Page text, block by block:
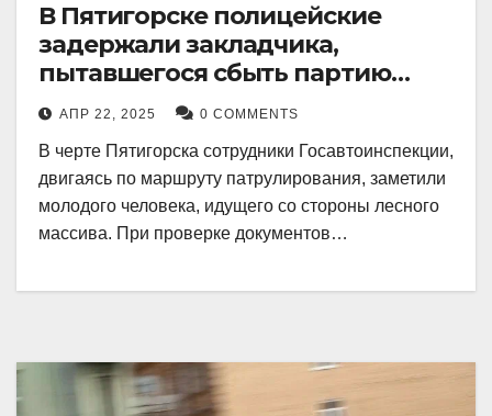
В Пятигорске полицейские
задержали закладчика,
пытавшегося сбыть партию
синтетического наркотика
АПР 22, 2025 0 COMMENTS
В черте Пятигорска сотрудники Госавтоинспекции,
двигаясь по маршруту патрулирования, заметили
молодого человека, идущего со стороны лесного
массива. При проверке документов…